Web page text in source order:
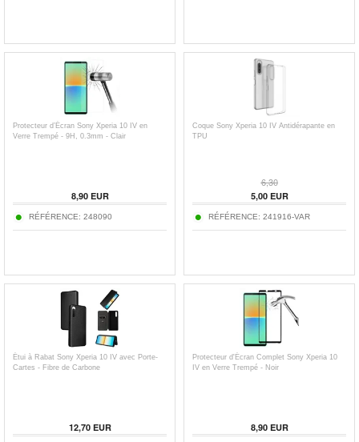
Protecteur d’Écran Sony Xperia 10 IV en
Verre Trempé - 9H, 0.3mm - Clair
8,90EUR
RÉFÉRENCE: 248090
Coque Sony Xperia 10 IV Antidérapante en
TPU
6,30
5,00EUR
RÉFÉRENCE: 241916-VAR
Étui à Rabat Sony Xperia 10 IV avec Porte-
Cartes - Fibre de Carbone
12,70EUR
Protecteur d'Écran Complet Sony Xperia 10
IV en Verre Trempé - Noir
8,90EUR